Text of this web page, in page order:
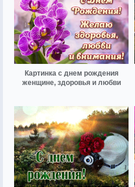
Картинка с днем рождения
женщине, здоровья и любви